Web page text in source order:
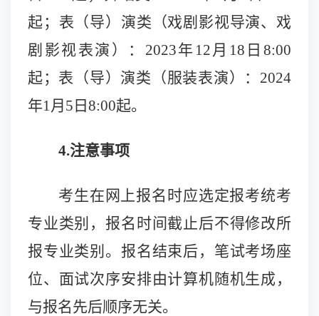
起；表（导）演类（戏剧影视导演、戏
剧影视表演）：2023年12月 18 日8:00
起；表（导）演类（服装表演）：2024
年1月 5 日8:00起。
4.注意事项
考生在网上报名时应选定报考统考
专业类别，报名时间截止后不得修改所
报专业类别。报名结束后，笔试考场座
位、面试次序安排由计算机随机生成，
与报名先后顺序无关。